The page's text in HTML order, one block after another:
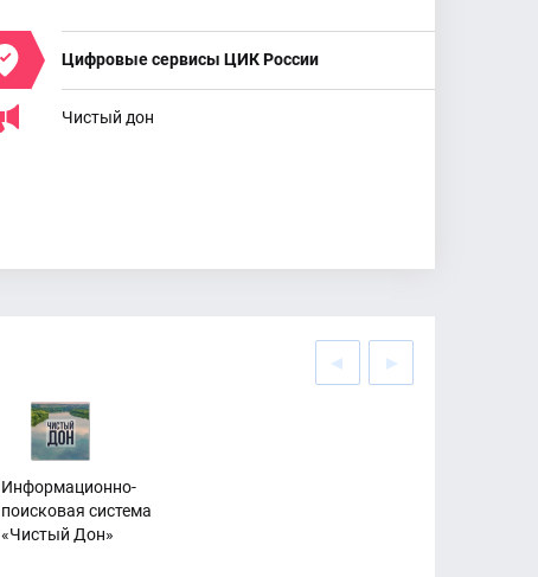
Цифровые сервисы ЦИК России
Чистый дон
Информационно-
поисковая система
«Чистый Дон»